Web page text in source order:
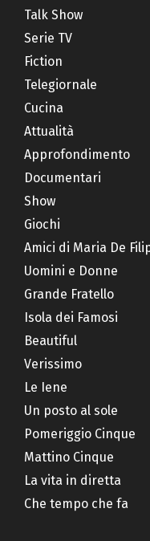
Talk Show
Serie TV
Fiction
Telegiornale
Cucina
Attualità
Approfondimento
Documentari
Show
Giochi
Amici di Maria De
Uomini e Donne
Grande Fratello
Isola dei Famosi
Beautiful
Verissimo
Le Iene
Un posto al sole
Pomeriggio Cinque
Mattino Cinque
La vita in diretta
Che tempo che fa